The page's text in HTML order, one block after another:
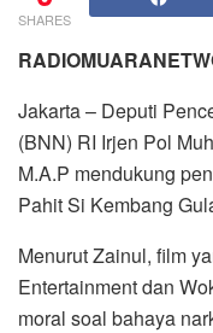
SHARES
Jakarta – Deputi
(BNN) RI Irjen Pol
M.A.P mendukung
Pahit Si Kembang
Menurut Zainul, film
Entertainment dan
moral soal bahaya